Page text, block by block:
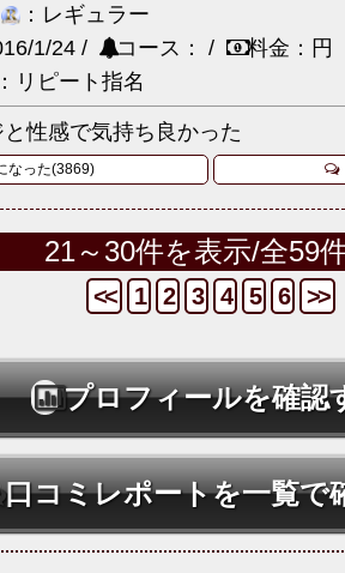
：レギュラー
1/24 /
コース： /
料金：円
リピート指名
性感で気持ち良かった
なった(3869)
21～30件を表示/全59
<< 1 2 3 4 5 6 >>
プロフィールを確認
口コミレポートを一覧で